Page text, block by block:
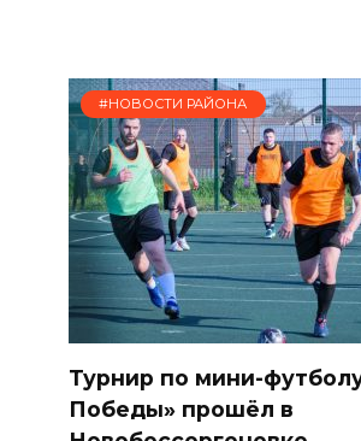
#НОВОСТИ РАЙОНА
Турнир по мини-
Победы» прошёл в